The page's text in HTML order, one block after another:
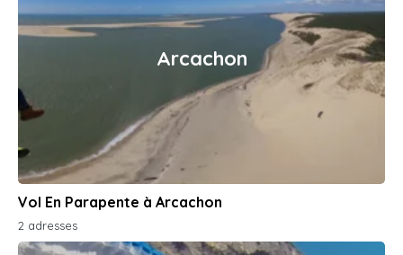
Arcachon
Vol En Parapente à Arcachon
2 adresses